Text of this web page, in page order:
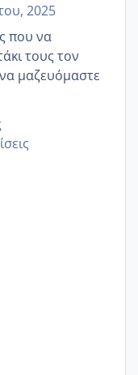
2025
που να
τους τον